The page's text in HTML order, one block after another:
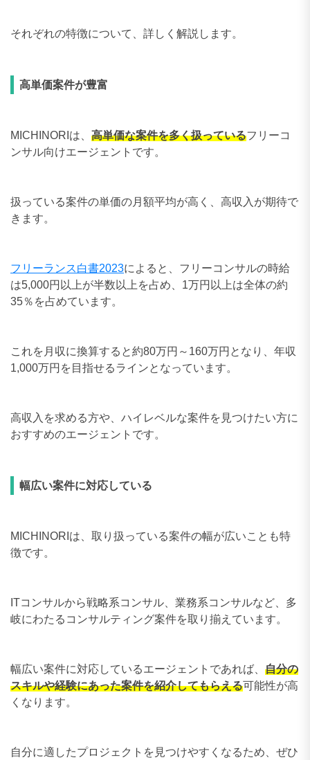
それぞれの特徴について、詳しく解説します。
高単価案件が豊富
MICHINORIは、 高単価な案件を多く扱っているフリーコ
ンサル向けエージェントです。
扱っている案件の単価の月額平均が高く、高収入が期待で
きます。
フリーランス白書2023によると、フリーコンサルの時給
は5,000円以上が半数以上を占め、1万円以上は全体の約
35％を占めています。
これを月収に換算すると約80万円～160万円となり、年収
1,000万円を目指せるラインとなっています。
高収入を求める方や、ハイレベルな案件を見つけたい方に
おすすめのエージェントです。
幅広い案件に対応している
MICHINORIは、取り扱っている案件の幅が広いことも特
徴です。
ITコンサルから戦略系コンサル、業務系コンサルなど、多
岐にわたるコンサルティング案件を取り揃えています。
幅広い案件に対応しているエージェントであれば、 自分の
スキルや経験にあった案件を紹介してもらえる可能性が高
くなります。
自分に適したプロジェクトを見つけやすくなるため、ぜひ